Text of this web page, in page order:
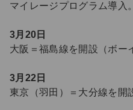
マイレージプログラム導入。
3月20日
大阪＝福島線を開設（ボー
3月22日
東京（羽田）＝大分線を開